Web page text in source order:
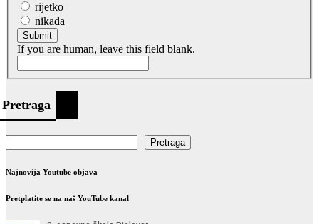
rijetko
nikada
Submit
If you are human, leave this field blank.
Pretraga
Pretraga
Najnovija Youtube objava
Pretplatite se na naš YouTube kanal